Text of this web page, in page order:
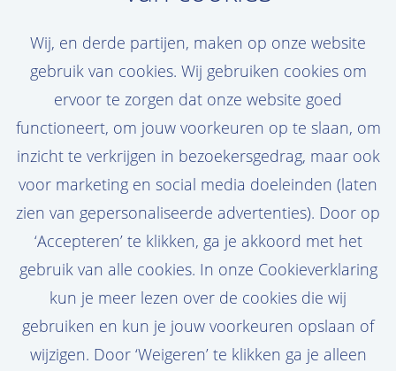
Wij, en derde partijen, maken op onze website
gebruik van cookies. Wij gebruiken cookies om
ervoor te zorgen dat onze website goed
functioneert, om jouw voorkeuren op te slaan, om
inzicht te verkrijgen in bezoekersgedrag, maar ook
voor marketing en social media doeleinden (laten
zien van gepersonaliseerde advertenties). Door op
‘Accepteren’ te klikken, ga je akkoord met het
gebruik van alle cookies. In onze Cookieverklaring
kun je meer lezen over de cookies die wij
gebruiken en kun je jouw voorkeuren opslaan of
wijzigen. Door ‘Weigeren’ te klikken ga je alleen
out on future jobs at van
Oord!
Set a job alert, assigned to your personal
preferences
Stel job alert in